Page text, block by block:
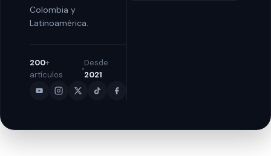
Colombia y
Latinoamérica.
200+
artículos
Desde
2021